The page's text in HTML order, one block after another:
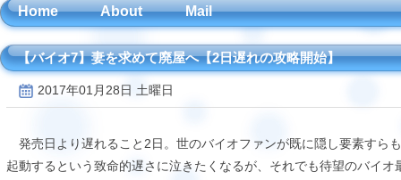
Home About Mail
【バイオ7】妻を求めて廃屋へ【2日遅れの攻略開始】
2017年01月28日 土曜日
発売日より遅れること2日。世のバイオファンが既に隠し要素すら
起動するという致命的遅さに泣きたくなるが、それでも待望のバイ